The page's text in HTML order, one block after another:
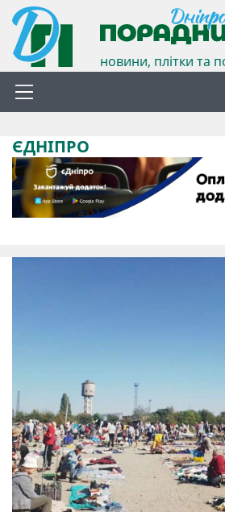
новини, плітки та
ЄДНІПРО